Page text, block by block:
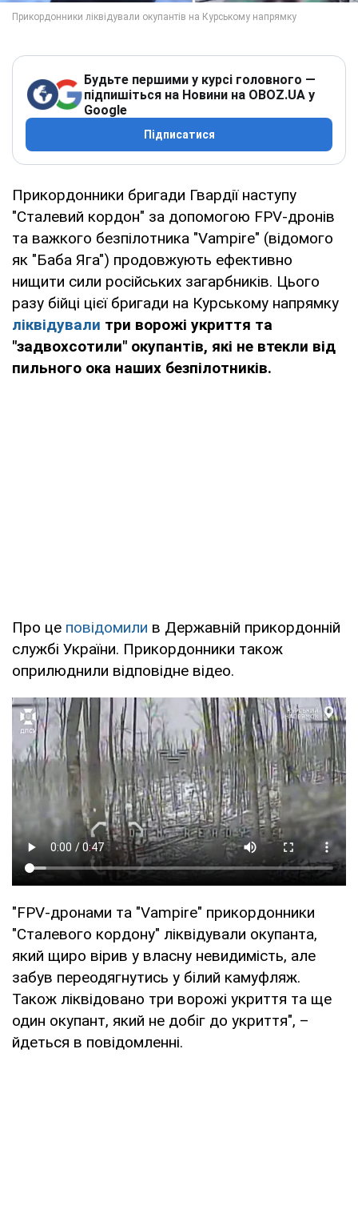
Будьте першими у курсі головного —
підпишіться на Новини на OBOZ.UA у
Google
Підписатися
Прикордонники бригади Гвардії наступу
"Сталевий кордон" за допомогою FPV-дронів
та важкого безпілотника "Vampire" (відомого
як "Баба Яга") продовжують ефективно
нищити сили російських загарбників. Цього
разу бійці цієї бригади на Курському напрямку
ліквідували три ворожі укриття та
"задвохсотили" окупантів, які не втекли від
пильного ока наших безпілотників.
Про це повідомили в Державній прикордонній
службі України. Прикордонники також
оприлюднили відповідне відео.
"FPV-дронами та "Vampire" прикордонники
"Сталевого кордону" ліквідували окупанта,
який щиро вірив у власну невидимість, але
забув переодягнутись у білий камуфляж.
Також ліквідовано три ворожі укриття та ще
один окупант, який не добіг до укриття", –
йдеться в повідомленні.